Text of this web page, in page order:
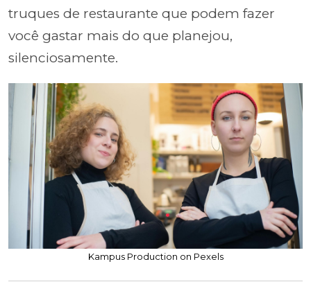
truques de restaurante que podem fazer
você gastar mais do que planejou,
silenciosamente.
Kampus Production on Pexels